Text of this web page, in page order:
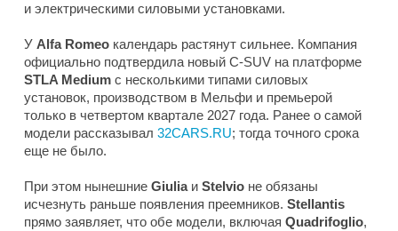
и электрическими силовыми установками.
У Alfa Romeo календарь растянут сильнее. Компания
официально подтвердила новый C-SUV на платформе
STLA Medium с несколькими типами силовых
установок, производством в Мельфи и премьерой
только в четвертом квартале 2027 года. Ранее о самой
модели рассказывал 32CARS.RU; тогда точного срока
еще не было.
При этом нынешние Giuliaи Stelvio не обязаны
исчезнуть раньше появления преемников. Stellantis
прямо заявляет, что обе модели, включая Quadrifoglio,